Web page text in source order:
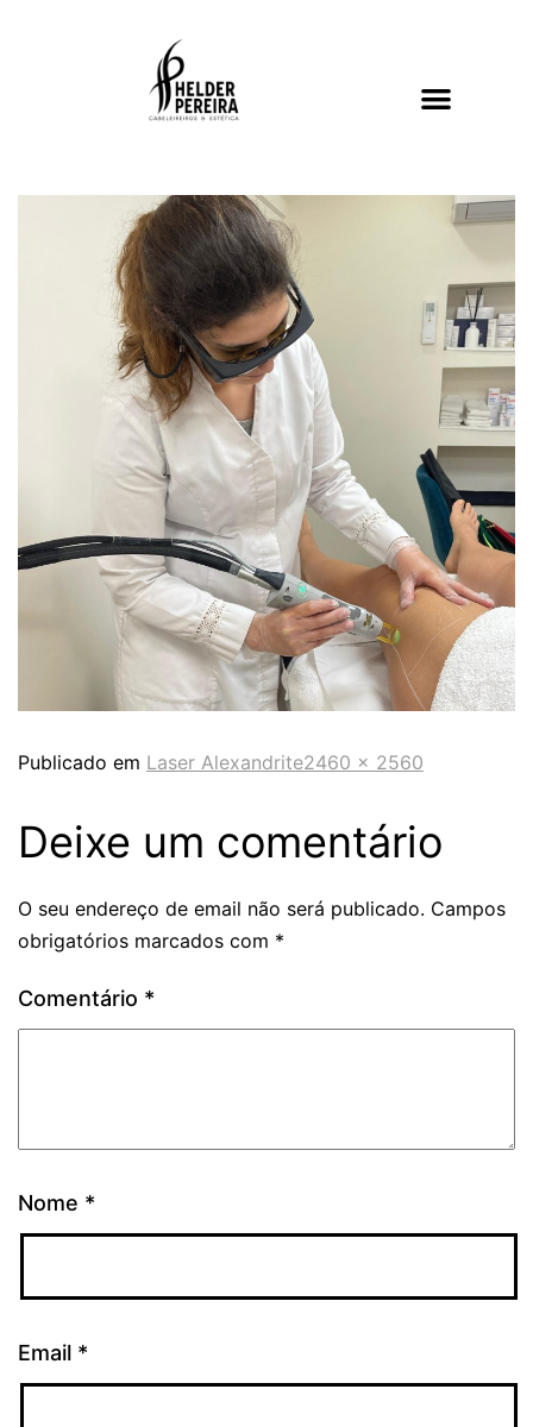
Publicado em Laser Alexandrite2460 × 2560
Deixe um comentário
O seu endereço de email não será publicado. Campos
obrigatórios marcados com *
Comentário *
Nome *
Email *